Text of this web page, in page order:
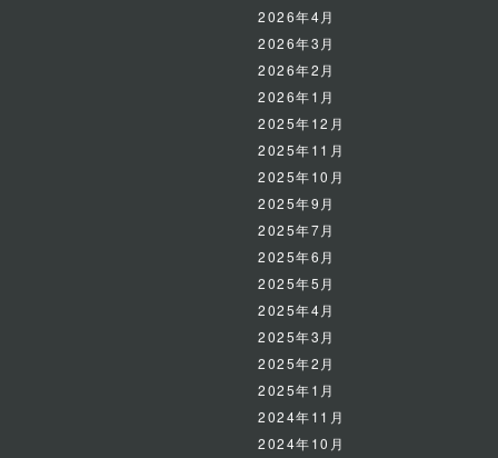
2026年4月
2026年3月
2026年2月
2026年1月
2025年12月
2025年11月
2025年10月
2025年9月
2025年7月
2025年6月
2025年5月
2025年4月
2025年3月
2025年2月
2025年1月
2024年11月
2024年10月